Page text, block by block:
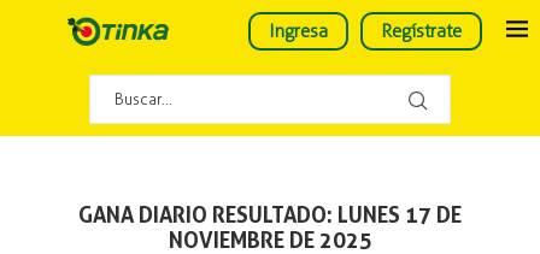
Ingresa Regístrate
GANA DIARIO RESULTADO: LUNES 17 DE
NOVIEMBRE DE 2025